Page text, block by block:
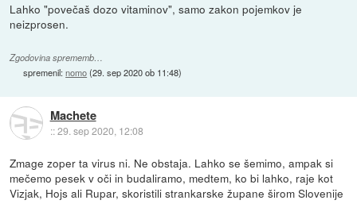
Lahko "povečaš dozo vitaminov", samo zakon pojemkov je
neizprosen.
Zgodovina sprememb…
spremenil:nomo(29. sep 2020 ob 11:48)
Machete
::29. sep 2020, 12:08
Zmage zoper ta virus ni. Ne obstaja. Lahko se šemimo, ampak si
mečemo pesek v oči in budaliramo, medtem, ko bi lahko, raje kot
Vizjak, Hojs ali Rupar, skoristili strankarske župane širom Slovenije